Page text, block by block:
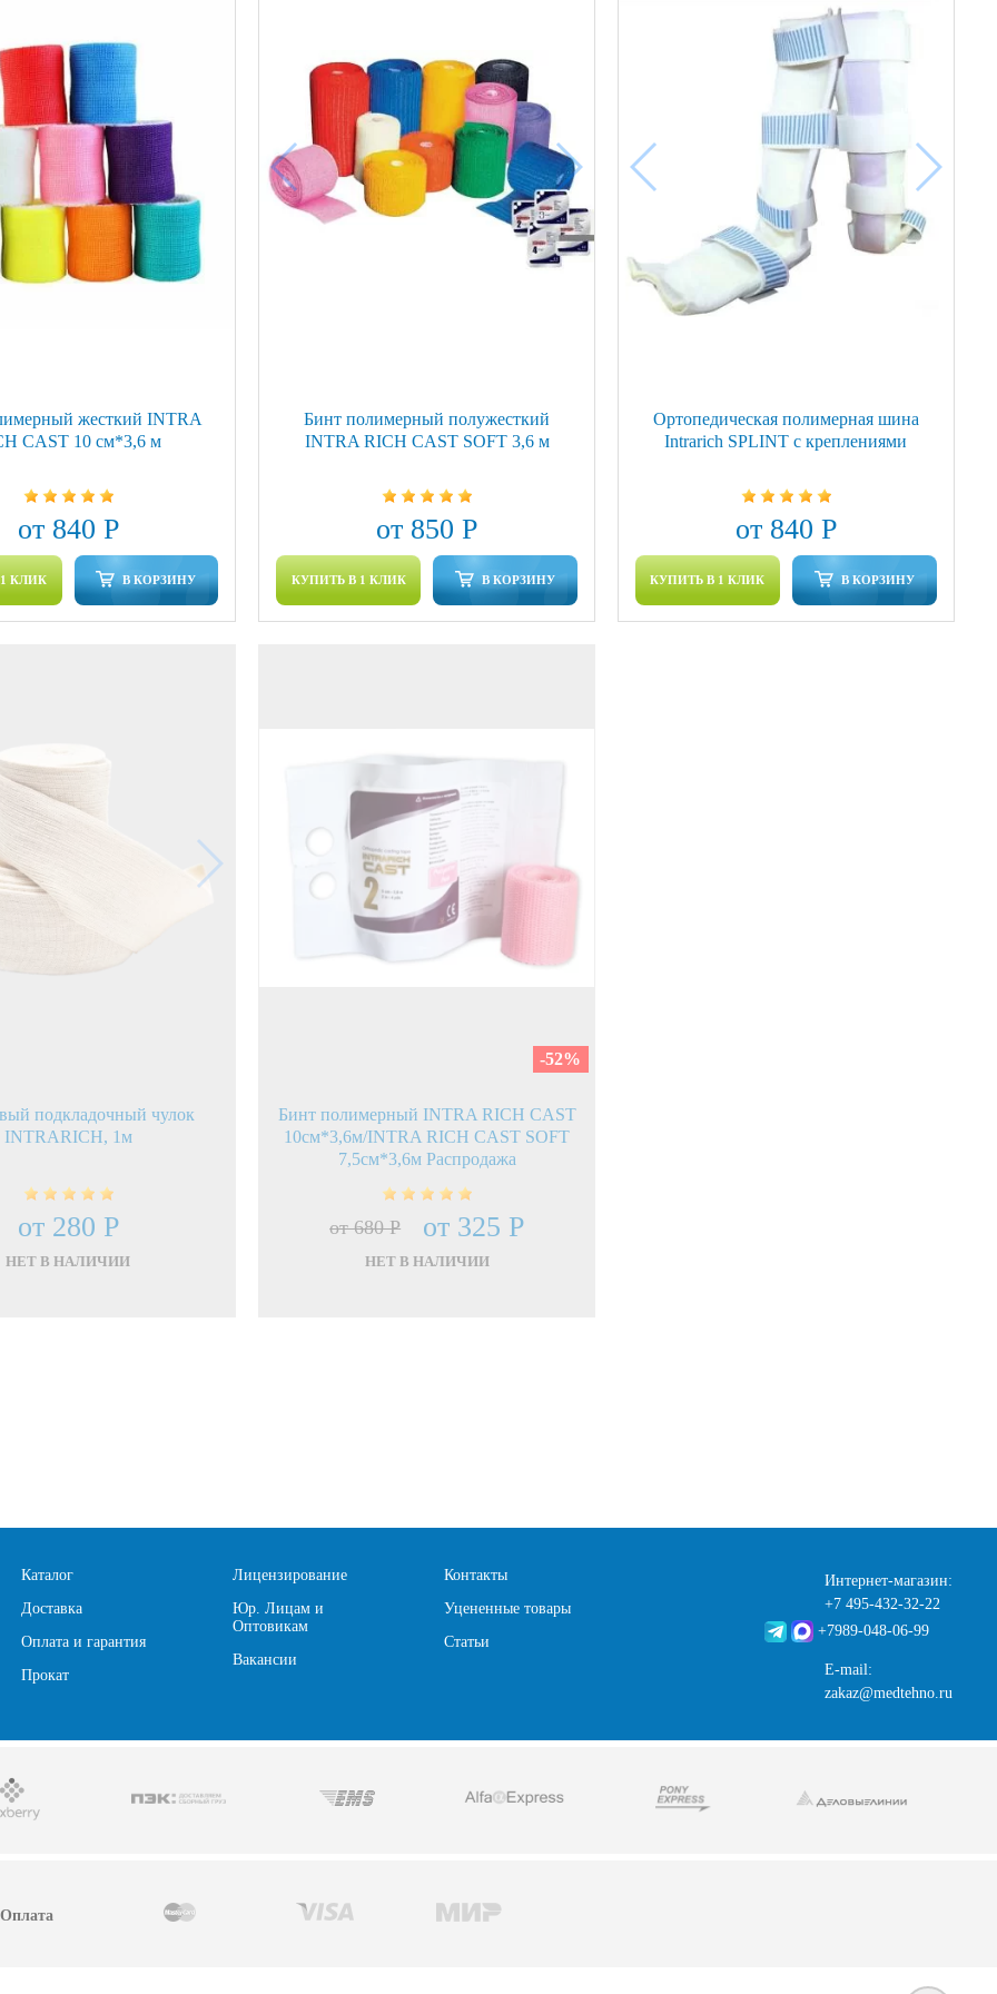
техники
жесткий INTRA
CAST 10 см*3,6 м
от 840 Р
КЛИК В КОРЗИНУ
Бинт полимерный полужесткий
INTRA RICH CAST SOFT 3,6 м
от 850 Р
КУПИТЬ В 1 КЛИК В КОРЗИНУ
Ортопедическая полимерная шина
Intrarich SPLINT c креплениями
от 840 Р
КУПИТЬ В 1 КЛИК В КОРЗИНУ
подкладочный чулок
INTRARICH, 1м
от 280 Р
НЕТ В НАЛИЧИИ
-52%
Бинт полимерный INTRA RICH CAST
10см*3,6м/INTRA RICH CAST SOFT
7,5см*3,6м Распродажа
от 680 Р от 325 Р
НЕТ В НАЛИЧИИ
Каталог
Доставка
Оплата и гарантия
Прокат
Лицензирование
Юр. Лицам и
Оптовикам
Вакансии
Контакты
Уцененные товары
Статьи
Интернет-магазин:
+7 495-432-32-22
+7989-048-06-99
E-mail:
zakaz@medtehno.ru
Оплата